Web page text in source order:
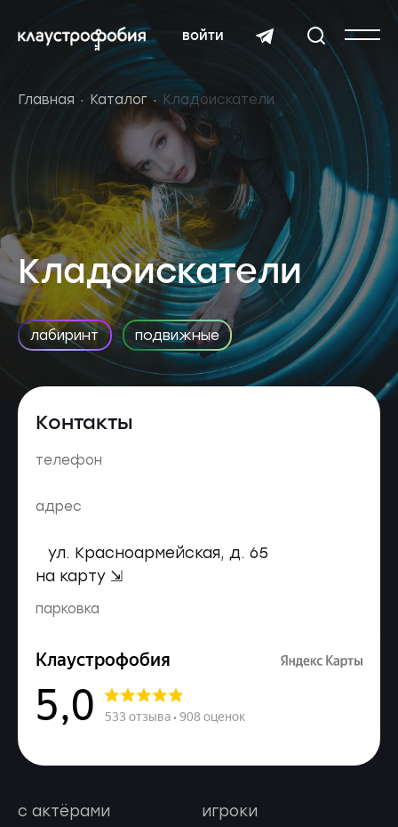
войти
Главная Каталог Кладоискатели
Кладоискатели
лабиринт подвижные
Контакты
телефон
адрес
ул. Красноармейская, д. 65
на карту ⇲
парковка
с актёрами
игроки